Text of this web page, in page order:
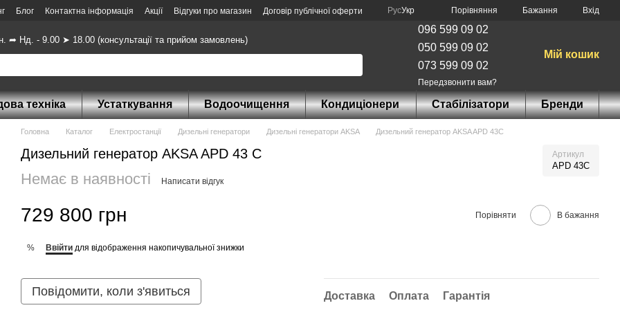
Блог Контактна інформація Акції Відгуки про магазин Договір публічної оферти РусУкр Порівняння Бажання Вхід
➦ Нд. - 9.00 ➤ 18.00 (консультації та прийом замовлень)
096 599 09 02
050 599 09 02
073 599 09 02
Передзвонити вам?
Мій кошик
техніка Устаткування Водоочищення Кондиціонери Стабілізатори Бренди
Головна Каталог Електростанції Дизельні генератори Дизельні генератори AKSA Дизельний генератор AKSA APD 43C
Дизельний генератор AKSA APD 43 С Артикул
APD 43C
Немає в наявності Написати відгук
729 800 грн Порівняти В бажання
% Ввійти для відображення накопичувальної знижки
Повідомити, коли з'явиться Доставка Оплата Гарантія